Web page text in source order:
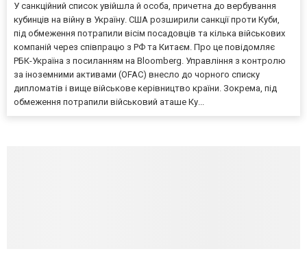
У санкційний список увійшла й особа, причетна до вербування
кубинців на війну в Україну. США розширили санкції проти Куби,
під обмеження потрапили вісім посадовців та кілька військових
компаній через співпрацю з РФ та Китаєм. Про це повідомляє
РБК-Україна з посиланням на Bloomberg. Управління з контролю
за іноземними активами (OFAC) внесло до чорного списку
дипломатів і вище військове керівництво країни. Зокрема, під
обмеження потрапили військовий аташе Ку...